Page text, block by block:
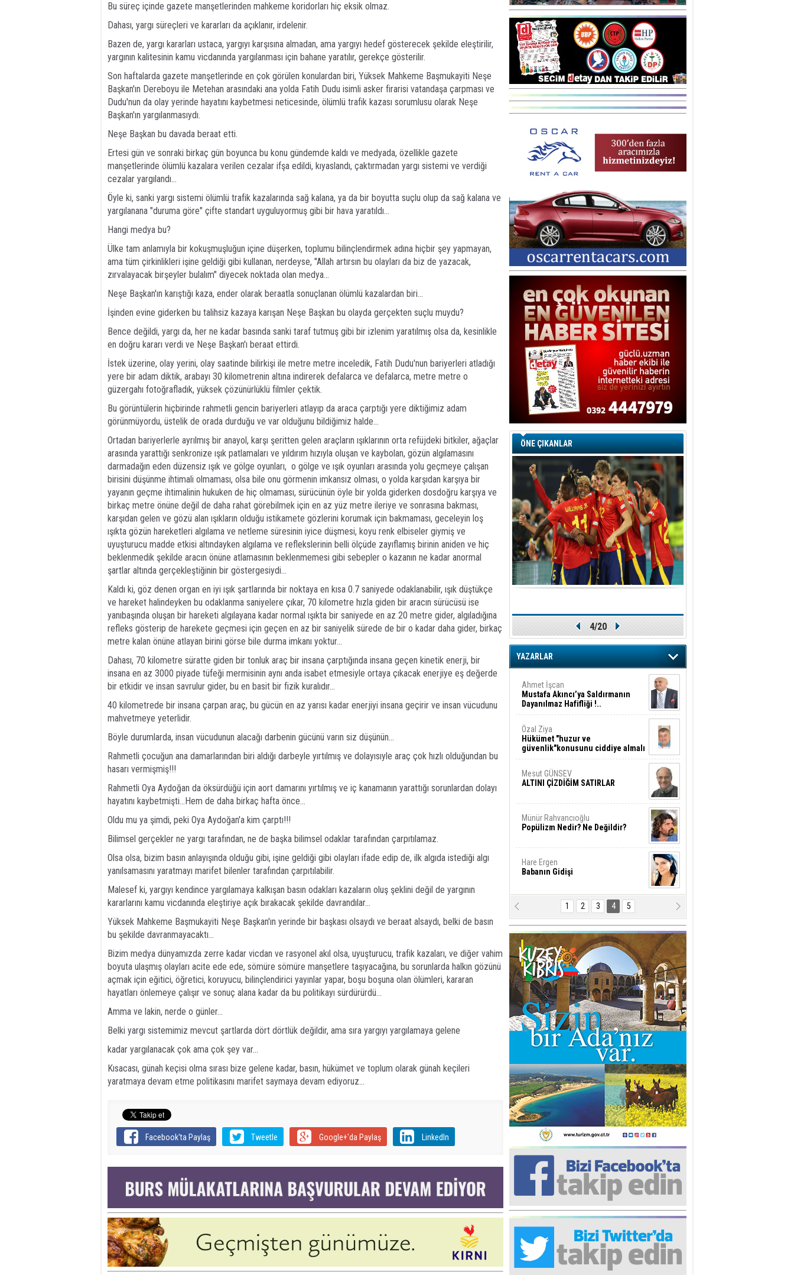
Bu süreç içinde gazete manşetlerinden mahkeme koridorları hiç eksik olmaz.
Dahası, yargı süreçleri ve kararları da açıklanır, irdelenir.
Bazen de, yargı kararları ustaca, yargıyı karşısına almadan, ama yargıyı hedef gösterecek şekilde eleştirilir,
yargının kalitesinin kamu vicdanında yargılanması için bahane yaratılır, gerekçe gösterilir.
Son haftalarda gazete manşetlerinde en çok görülen konulardan biri, Yüksek Mahkeme Başmukayiti Neşe
Başkan'ın Dereboyu ile Metehan arasındaki ana yolda Fatih Dudu isimli asker firarisi vatandaşa çarpması ve
Dudu'nun da olay yerinde hayatını kaybetmesi neticesinde, ölümlü trafik kazası sorumlusu olarak Neşe
Başkan'ın yargılanmasıydı.
Neşe Başkan bu davada beraat etti.
Ertesi gün ve sonraki birkaç gün boyunca bu konu gündemde kaldı ve medyada, özellikle gazete
manşetlerinde ölümlü kazalara verilen cezalar ifşa edildi, kıyaslandı, çaktırmadan yargı sistemi ve verdiği
cezalar yargılandı...
Öyle ki, sanki yargı sistemi ölümlü trafik kazalarında sağ kalana, ya da bir boyutta suçlu olup da sağ kalana ve
yargılanana "duruma göre" çifte standart uyguluyormuş gibi bir hava yaratıldı...
Hangi medya bu?
Ülke tam anlamıyla bir kokuşmuşluğun içine düşerken, toplumu bilinçlendirmek adına hiçbir şey yapmayan,
ama tüm çirkinlikleri işine geldiği gibi kullanan, nerdeyse, "Allah artırsın bu olayları da biz de yazacak,
zırvalayacak birşeyler bulalım" diyecek noktada olan medya...
Neşe Başkan'ın karıştığı kaza, ender olarak beraatla sonuçlanan ölümlü kazalardan biri...
İşinden evine giderken bu talihsiz kazaya karışan Neşe Başkan bu olayda gerçekten suçlu muydu?
Bence değildi, yargı da, her ne kadar basında sanki taraf tutmuş gibi bir izlenim yaratılmış olsa da, kesinlikle
en doğru kararı verdi ve Neşe Başkan'ı beraat ettirdi.
İstek üzerine, olay yerini, olay saatinde bilirkişi ile metre metre inceledik, Fatih Dudu'nun bariyerleri atladığı
yere bir adam diktik, arabayı 30 kilometrenin altına indirerek defalarca ve defalarca, metre metre o
güzergahı fotoğrafladık, yüksek çözünürlüklü filmler çektik.
Bu görüntülerin hiçbirinde rahmetli gencin bariyerleri atlayıp da araca çarptığı yere diktiğimiz adam
görünmüyordu, üstelik de orada durduğu ve var olduğunu bildiğimiz halde...
Ortadan bariyerlerle ayrılmış bir anayol, karşı şeritten gelen araçların ışıklarının orta refüjdeki bitkiler, ağaçlar
arasında yarattığı senkronize ışık patlamaları ve yıldırım hızıyla oluşan ve kaybolan, gözün algılamasını
darmadağın eden düzensiz ışık ve gölge oyunları, o gölge ve ışık oyunları arasında yolu geçmeye çalışan
birisini düşünme ihtimali olmaması, olsa bile onu görmenin imkansız olması, o yolda karşıdan karşıya bir
yayanın geçme ihtimalinin hukuken de hiç olmaması, sürücünün öyle bir yolda giderken dosdoğru karşıya ve
birkaç metre önüne değil de daha rahat görebilmek için en az yüz metre ileriye ve sonrasına bakması,
karşıdan gelen ve gözü alan ışıkların olduğu istikamete gözlerini korumak için bakmaması, geceleyin loş
ışıkta gözün hareketleri algılama ve netleme süresinin iyice düşmesi, koyu renk elbiseler giymiş ve
uyuşturucu madde etkisi altındayken algılama ve reflekslerinin belli ölçüde zayıflamış birinin aniden ve hiç
beklenmedik şekilde aracın önüne atlamasının beklenmemesi gibi sebepler o kazanın ne kadar anormal
şartlar altında gerçekleştiğinin bir göstergesiydi...
Kaldı ki, göz denen organ en iyi ışık şartlarında bir noktaya en kısa 0.7 saniyede odaklanabilir, ışık düştükçe
ve hareket halindeyken bu odaklanma saniyelere çıkar, 70 kilometre hızla giden bir aracın sürücüsü ise
yanıbaşında oluşan bir hareketi algılayana kadar normal ışıkta bir saniyede en az 20 metre gider, algıladığına
refleks gösterip de harekete geçmesi için geçen en az bir saniyelik sürede de bir o kadar daha gider, birkaç
metre kalan önüne atlayan birini görse bile durma imkanı yoktur...
Dahası, 70 kilometre süratte giden bir tonluk araç bir insana çarptığında insana geçen kinetik enerji, bir
insana en az 3000 piyade tüfeği mermisinin aynı anda isabet etmesiyle ortaya çıkacak enerjiye eş değerde
bir etkidir ve insan savrulur gider, bu en basit bir fizik kuralıdır...
40 kilometrede bir insana çarpan araç, bu gücün en az yarısı kadar enerjiyi insana geçirir ve insan vücudunu
mahvetmeye yeterlidir.
Böyle durumlarda, insan vücudunun alacağı darbenin gücünü varın siz düşünün...
Rahmetli çocuğun ana damarlarından biri aldığı darbeyle yırtılmış ve dolayısıyle araç çok hızlı olduğundan bu
hasarı vermişmiş!!!
Rahmetli Oya Aydoğan da öksürdüğü için aort damarını yırtılmış ve iç kanamanın yarattığı sorunlardan dolayı
hayatını kaybetmişti...Hem de daha birkaç hafta önce...
Oldu mu ya şimdi, peki Oya Aydoğan'a kim çarptı!!!
Bilimsel gerçekler ne yargı tarafından, ne de başka bilimsel odaklar tarafından çarpıtılamaz.
Olsa olsa, bizim basın anlayışında olduğu gibi, işine geldiği gibi olayları ifade edip de, ilk algıda istediği algı
yanılsamasını yaratmayı marifet bilenler tarafından çarpıtılabilir.
Malesef ki, yargıyı kendince yargılamaya kalkışan basın odakları kazaların oluş şeklini değil de yargının
kararlarını kamu vicdanında eleştiriye açık bırakacak şekilde davrandılar...
Yüksek Mahkeme Başmukayiti Neşe Başkan'ın yerinde bir başkası olsaydı ve beraat alsaydı, belki de basın
bu şekilde davranmayacaktı...
Bizim medya dünyamızda zerre kadar vicdan ve rasyonel akıl olsa, uyuşturucu, trafik kazaları, ve diğer vahim
boyuta ulaşmış olayları acite ede ede, sömüre sömüre manşetlere taşıyacağına, bu sorunlarda halkın gözünü
açmak için eğitici, öğretici, koruyucu, bilinçlendirici yayınlar yapar, boşu boşuna olan ölümleri, kararan
hayatları önlemeye çalışır ve sonuç alana kadar da bu politikayı sürdürürdü...
Amma ve lakin, nerde o günler...
Belki yargı sistemimiz mevcut şartlarda dört dörtlük değildir, ama sıra yargıyı yargılamaya gelene
kadar yargılanacak çok ama çok şey var...
Kısacası, günah keçisi olma sırası bize gelene kadar, basın, hükümet ve toplum olarak günah keçileri
yaratmaya devam etme politikasını marifet saymaya devam ediyoruz...
Facebook'ta Paylaş Tweetle Google+'da Paylaş LinkedIn
ÖNE ÇIKANLAR
4/20
YAZARLAR
Ayşegül Garabli
SORU İŞARETLERİYLE DOLU BİR
GARİP DAVA… YA SUÇLU
DEĞİLSE???
Hatice İNTAÇ
Savaşların En Zoru İnsanın Kendi
Kendiyle Olanıdır
Hamit Caner
Adem KAVAZ
Can Bonomo ile son kez
Eurovizyon sahnesinde yer alan
yeniden yarışmaya dönecek mi?
Fırat Borak
Yerelden, Genele Planlama!
Erkut YILMABAŞAR
Bayrak tartışmaları ve ihalesiz
işler!
2015 SONRASI VE AKINCI.
Fatma Baysal
SURLAR İÇİ’NDE KOLAYDIR ÖLMEK
Ediz TUNCEL
Göz göre göre…
Taner ULUTAŞ
Adası gibi olmayız !...
Ali KİŞMİR
FIRSAT VE KORKU
Turgut ÇALICI
İki Lakırdı da benden!
Yrd. Doç. Ercan HOŞKARA
Yatırım Yapmazsan Var Olamazsın:
Hedefteki Kurum Kıb-Tek
yazıyorum…
Nezihi BEYAZ
Ahmet İşcan
Mustafa Akıncı’ya Saldırmanın
Dayanılmaz Hafifliği !..
Özal Ziya
Hükümet "huzur ve
güvenlik"konusunu ciddiye almalı
Mesut GÜNSEV
ALTINI ÇİZDİĞİM SATIRLAR
Münür Rahvancıoğlu
Popülizm Nedir? Ne Değildir?
Hare Ergen
Babanın Gidişi
“Kermiya’ya kaç, Yenişehir’e tut”
mantığı olmasın!
Mustafa Keleşzade
Herkes bu kadar yalnızken neden
herkes bu kadar yalnız?!
Tahsin Oygar
Nasıl iyi olunur?
Melin ULUÇ
‘’Haklı olmak’’ istersen…
Ali Can
Huş Behram
1 2 3 4 5